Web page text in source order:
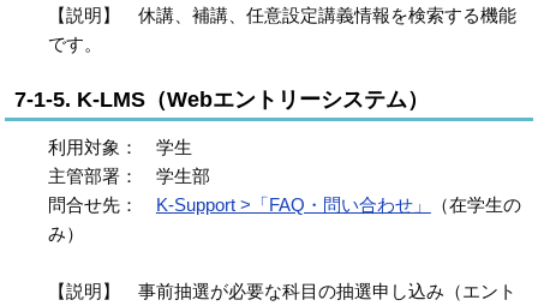
【説明】 休講、補講、任意設定講義情報を検索する機能
です。
7-1-5. K-LMS（Webエントリーシステム）
利用対象： 学生
主管部署： 学生部
問合せ先： K-Support >「FAQ・問い合わせ」
（在学生の
み）
【説明】 事前抽選が必要な科目の抽選申し込み（エント